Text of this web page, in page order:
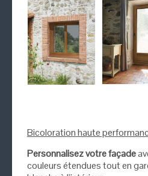
Bicoloration haute
Personnalisez votre façade
couleurs étendues tout en